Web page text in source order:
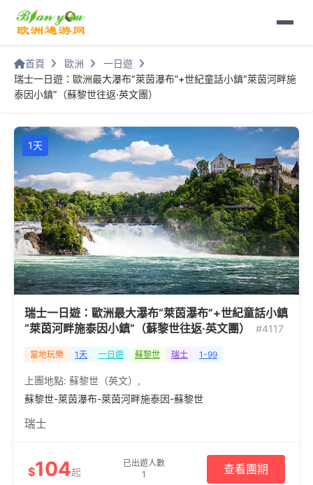
首頁 歐洲
一日遊
瑞士一日遊：歐洲最大瀑布“萊茵瀑布”+世紀童話小鎮“萊茵河畔施
泰因小鎮”（蘇黎世往返·英文團）
1天
瑞士一日遊：歐洲最大瀑布“萊茵瀑布”+世紀童話小鎮
“萊茵河畔施泰因小鎮”（蘇黎世往返·英文團）
#4117
當地玩樂 1天 一日遊 蘇黎世 瑞士 1-99
上團地點: 蘇黎世（英文） ,
蘇黎世-萊茵瀑布-萊茵河畔施泰因-蘇黎世
瑞士
$104起
已出遊人數
1
查看團期